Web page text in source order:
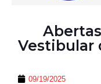
Vestibular
09/19/2025